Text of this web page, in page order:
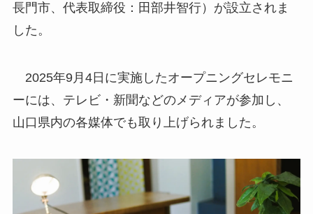
長門市、代表取締役：田部井智行）が設立されま
した。
2025年9月4日に実施したオープニングセレモニ
ーには、テレビ・新聞などのメディアが参加し、
山口県内の各媒体でも取り上げられました。